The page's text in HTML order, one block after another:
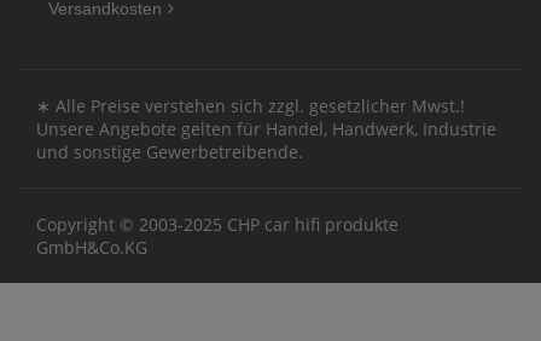
Versandkosten
∗ Alle Preise verstehen sich zzgl. gesetzlicher Mwst.!
Unsere Angebote gelten für Handel, Handwerk, Industrie
und sonstige Gewerbetreibende.
Copyright © 2003-2025 CHP car hifi produkte
GmbH&Co.KG